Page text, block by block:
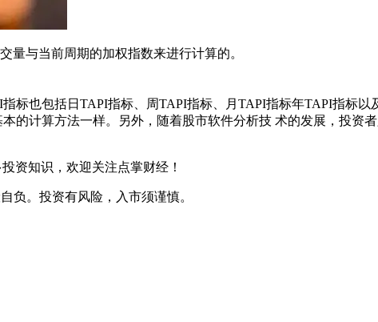
与当前周期的加权指数来进行计算的。
标也包括日TAPI指标、周TAPI指标、月TAPI指标年TAPI指标
的计算方法一样。另外，随着股市软件分析技 术的发展，投资
资知识，欢迎关注点掌财经！
负。投资有风险，入市须谨慎。